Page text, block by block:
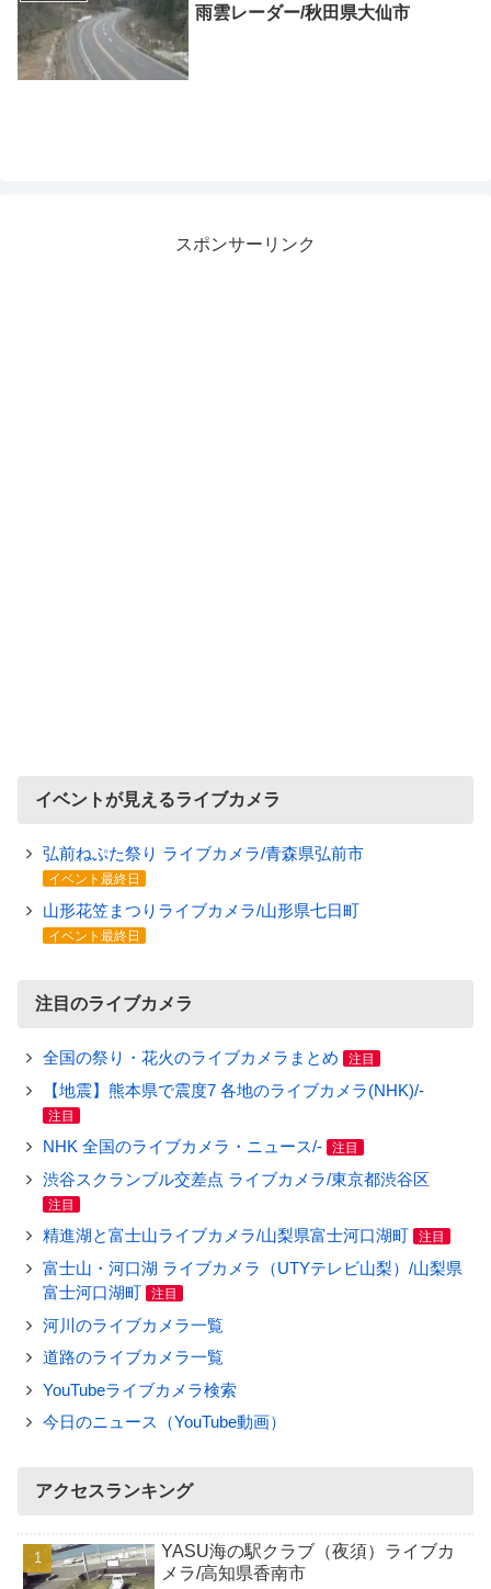
雨雲レーダー/秋田県大仙市
スポンサーリンク
イベントが見えるライブカメラ
弘前ねぷた祭り ライブカメラ/青森県弘前市
イベント最終日
山形花笠まつりライブカメラ/山形県七日町
イベント最終日
注目のライブカメラ
全国の祭り・花火のライブカメラまとめ 注目
【地震】熊本県で震度7 各地のライブカメラ(NHK)/-
注目
NHK 全国のライブカメラ・ニュース/- 注目
渋谷スクランブル交差点 ライブカメラ/東京都渋谷区
注目
精進湖と富士山ライブカメラ/山梨県富士河口湖町 注目
富士山・河口湖 ライブカメラ（UTYテレビ山梨）/山梨県
富士河口湖町
注目
河川のライブカメラ一覧
道路のライブカメラ一覧
YouTubeライブカメラ検索
今日のニュース（YouTube動画）
アクセスランキング
YASU海の駅クラブ（夜須）ライブカ
メラ/高知県香南市